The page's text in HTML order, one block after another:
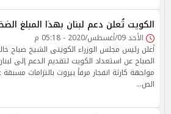
الكويت تُعلن دعم لبنان بهذا المبلغ
الأحد 09/أغسطس/2020 - 05:18 م
أعلن رئيس مجلس الوزراء الكويتى الشيخ صباح
الصباح عن استعداد الكويت لتقديم الدعم إلى
مواجهة كارثة انفجار مرفأ بيروت بالتزامات
الص…